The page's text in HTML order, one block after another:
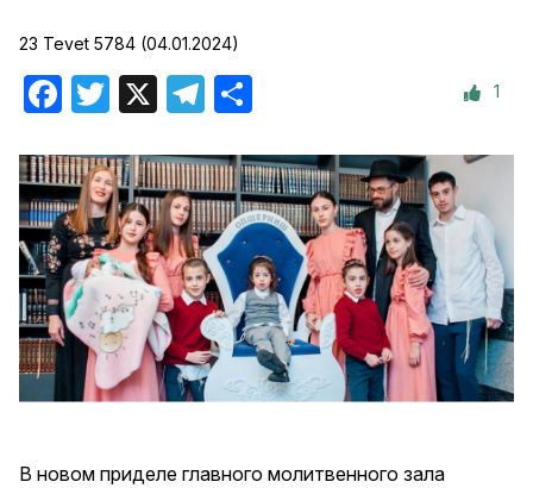
23 Tevet 5784 (04.01.2024)
Facebook
Twitter Telegram 1
В новом приделе главного молитвенного зала